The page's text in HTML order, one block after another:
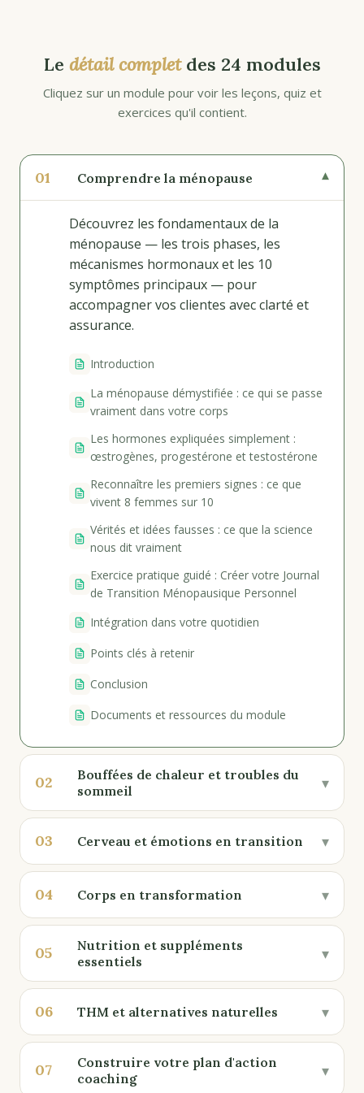
Le détail completdes 24 modules
Cliquez sur un module pour voir les leçons, quiz et
exercices qu'il contient.
01 Comprendre la ménopause ▾
Découvrez les fondamentaux de la
ménopause — les trois phases, les
mécanismes hormonaux et les 10
symptômes principaux — pour
accompagner vos clientes avec clarté et
assurance.
Introduction
La ménopause démystifiée : ce qui se passe
vraiment dans votre corps
Les hormones expliquées simplement :
œstrogènes, progestérone et testostérone
Reconnaître les premiers signes : ce que
vivent 8 femmes sur 10
Vérités et idées fausses : ce que la science
nous dit vraiment
Exercice pratique guidé : Créer votre Journal
de Transition Ménopausique Personnel
Intégration dans votre quotidien
Points clés à retenir
Conclusion
Documents et ressources du module
02
Bouffées de chaleur et troubles du
sommeil
▾
03 Cerveau et émotions en transition ▾
04 Corps en transformation ▾
05
Nutrition et suppléments
essentiels
▾
06 THM et alternatives naturelles ▾
07
Construire votre plan d'action
coaching
▾